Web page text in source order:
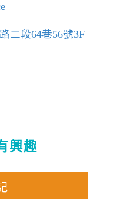
二段64巷56號3F
興趣